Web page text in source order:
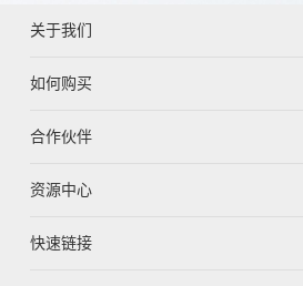
关于我们
如何购买
合作伙伴
资源中心
快速链接